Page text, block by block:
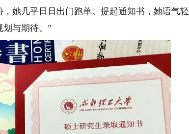
她几乎日日出门跑单。提起通知书，她语气轻
与期待。”